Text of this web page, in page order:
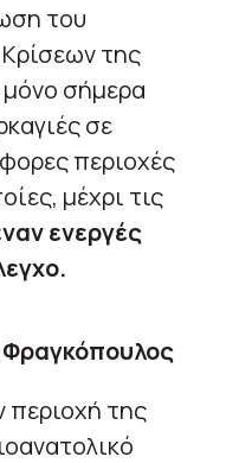
του
της
σήμερα
σε
περιοχές
μέχρι τις
ενεργές
περιοχή της